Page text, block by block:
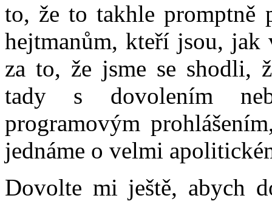
to, že to takhle promptně
hejtmanům, kteří jsou,
za to, že jsme se shodli,
tady s dovolením
programovým
jednáme o velmi
Dovolte mi ještě, abych